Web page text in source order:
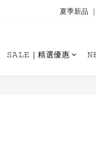
𝗡𝗮𝗯_𝗚𝗶𝗿𝗹𝘀大量募集中｜
夏季新品
𝚂𝙰𝙻𝙴｜精選優惠